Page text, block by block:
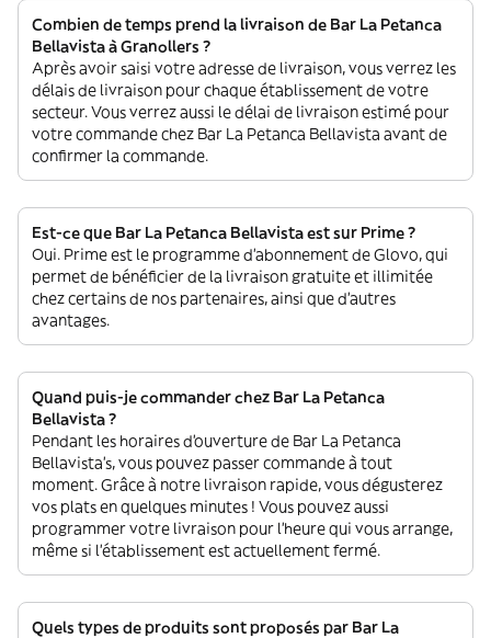
Combien de temps prend la livraison de Bar La Petanca
Bellavista à Granollers ?
Après avoir saisi votre adresse de livraison, vous verrez les
délais de livraison pour chaque établissement de votre
secteur. Vous verrez aussi le délai de livraison estimé pour
votre commande chez Bar La Petanca Bellavista avant de
confirmer la commande.
Est-ce que Bar La Petanca Bellavista est sur Prime ?
Oui. Prime est le programme d’abonnement de Glovo, qui
permet de bénéficier de la livraison gratuite et illimitée
chez certains de nos partenaires, ainsi que d’autres
avantages.
Quand puis-je commander chez Bar La Petanca
Bellavista ?
Pendant les horaires d'ouverture de Bar La Petanca
Bellavista’s, vous pouvez passer commande à tout
moment. Grâce à notre livraison rapide, vous dégusterez
vos plats en quelques minutes ! Vous pouvez aussi
programmer votre livraison pour l'heure qui vous arrange,
même si l'établissement est actuellement fermé.
Quels types de produits sont proposés par Bar La